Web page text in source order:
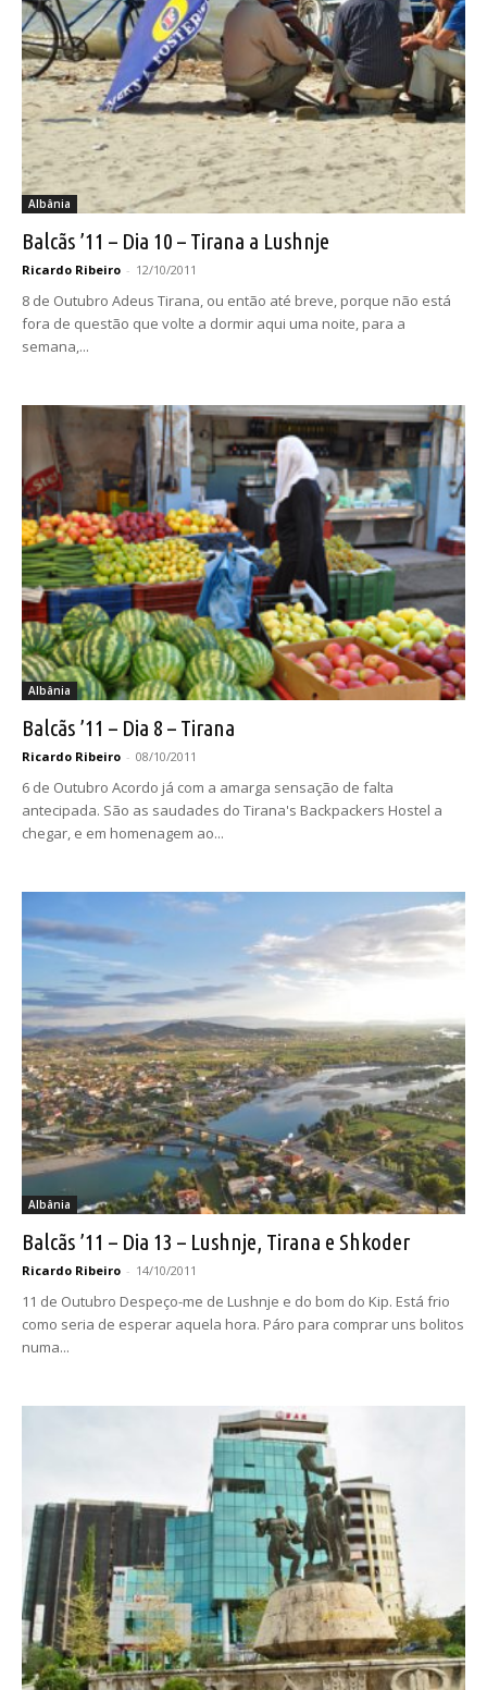
Albânia
Balcãs ’11 – Dia 10 – Tirana a Lushnje
Ricardo Ribeiro - 12/10/2011
8 de Outubro Adeus Tirana, ou então até breve, porque não está
fora de questão que volte a dormir aqui uma noite, para a
semana,...
Albânia
Balcãs ’11 – Dia 8 – Tirana
Ricardo Ribeiro - 08/10/2011
6 de Outubro Acordo já com a amarga sensação de falta
antecipada. São as saudades do Tirana's Backpackers Hostel a
chegar, e em homenagem ao...
Albânia
Balcãs ’11 – Dia 13 – Lushnje, Tirana e Shkoder
Ricardo Ribeiro - 14/10/2011
11 de Outubro Despeço-me de Lushnje e do bom do Kip. Está frio
como seria de esperar aquela hora. Páro para comprar uns bolitos
numa...